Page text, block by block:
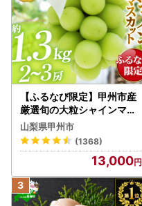
【ふるなび限定】甲州市産
厳選旬の大粒シャインマス
カット 約1.3kg 2～3房【2
026年発送】（MG）B12-
472 FN-Limited-VO シャ
インマスカット フルーツ
山梨県甲州市
(1368)
13,000